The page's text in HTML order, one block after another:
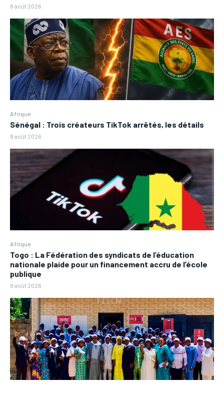
8 août 2026
Afrique
Sénégal : Trois créateurs TikTok arrêtés, les détails
8 août 2026
Afrique
Togo : La Fédération des syndicats de l’éducation
nationale plaide pour un financement accru de l’école
publique
8 août 2026